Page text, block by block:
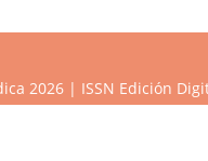
2026 | ISSN Edición